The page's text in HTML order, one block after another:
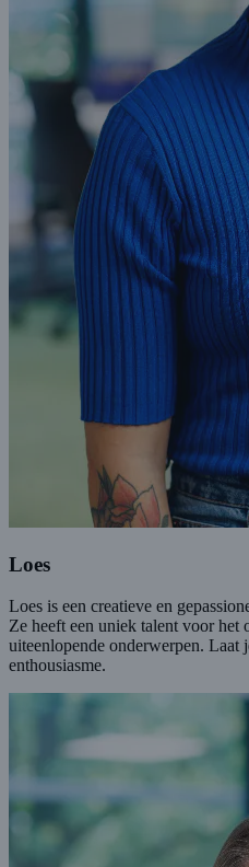
Loes
Loes is een creatieve en
Ze heeft een uniek talent voor het
uiteenlopende onderwerpen. Laat
enthousiasme.